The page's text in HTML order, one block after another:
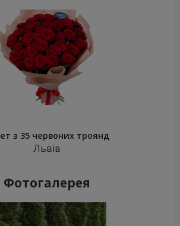
з 35 червоних троянд
Львів
Фотогалерея